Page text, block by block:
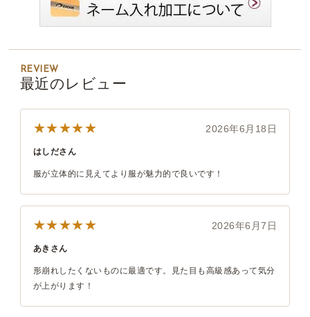
REVIEW
最近のレビュー
★★★★★ 2026年6月18日
はしださん
服が立体的に見えてより服が魅力的で良いです！
★★★★★ 2026年6月7日
あきさん
形崩れしたくないものに最適です。見た目も高級感あって気分
が上がります！